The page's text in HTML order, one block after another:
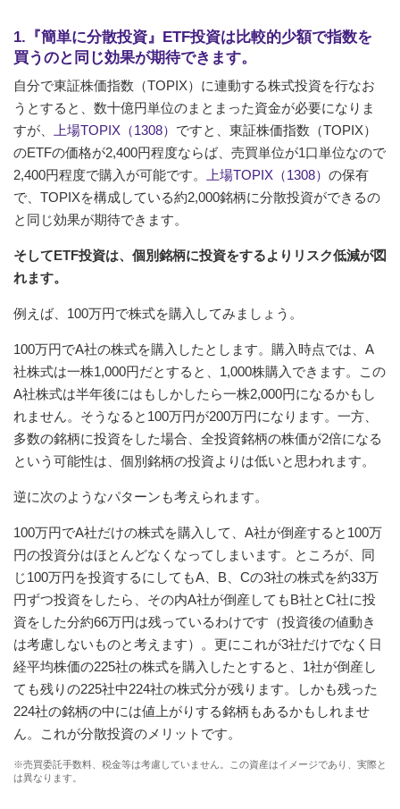
1.『簡単に分散投資』ETF投資は比較的少額で指数を
買うのと同じ効果が期待できます。
自分で東証株価指数（TOPIX）に連動する株式投資を行なお
うとすると、数十億円単位のまとまった資金が必要になりま
すが、
上場TOPIX（1308） ですと、東証株価指数（TOPIX）
のETFの価格が2,400円程度ならば、売買単位が1口単位なので
2,400円程度で購入が可能です。
上場TOPIX（1308） の保有
で、TOPIXを構成している約2,000銘柄に分散投資ができるの
と同じ効果が期待できます。
そしてETF投資は、個別銘柄に投資をするよりリスク低減が図
れます。
例えば、100万円で株式を購入してみましょう。
100万円でA社の株式を購入したとします。購入時点では、A
社株式は一株1,000円だとすると、1,000株購入できます。この
A社株式は半年後にはもしかしたら一株2,000円になるかもし
れません。そうなると100万円が200万円になります。一方、
多数の銘柄に投資をした場合、全投資銘柄の株価が2倍になる
という可能性は、個別銘柄の投資よりは低いと思われます。
逆に次のようなパターンも考えられます。
100万円でA社だけの株式を購入して、A社が倒産すると100万
円の投資分はほとんどなくなってしまいます。ところが、同
じ100万円を投資するにしてもA、B、Cの3社の株式を約33万
円ずつ投資をしたら、その内A社が倒産してもB社とC社に投
資をした分約66万円は残っているわけです（投資後の値動き
は考慮しないものと考えます）。更にこれが3社だけでなく日
経平均株価の225社の株式を購入したとすると、1社が倒産し
ても残りの225社中224社の株式分が残ります。しかも残った
224社の銘柄の中には値上がりする銘柄もあるかもしれませ
ん。これが分散投資のメリットです。
※売買委託手数料、税金等は考慮していません。この資産はイメージであり、実際と
は異なります。